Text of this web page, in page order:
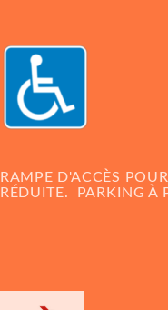
RAMPE D'ACCÈS
RÉDUITE.
PARKING À